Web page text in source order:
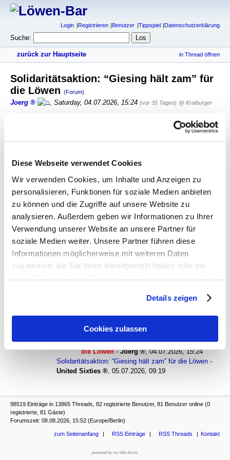
Diese Webseite verwendet Cookies
Wir verwenden Cookies, um Inhalte und Anzeigen zu
personalisieren, Funktionen für soziale Medien anbieten
zu können und die Zugriffe auf unsere Website zu
analysieren. Außerdem geben wir Informationen zu Ihrer
Verwendung unserer Website an unsere Partner für
soziale Medien weiter. Unsere Partner führen diese
Informationen möglicherweise mit weiteren Daten
zusammen, die Sie ihnen bereitgestellt haben oder die
Sie unsere Webseite weiterhin nutzen.
Details zeigen
Cookies zulassen
Login Registrieren Benutzer Tippspiel Datenschutzerklärung
Suche:
zurück zur Hauptseite in Thread öffnen
Solidaritätsaktion: “Giesing hält zam” für
die Löwen (Forum)
Joerg , Saturday, 04.07.2026, 15:24 (vor 35 Tagen) @ Kraiburger
Endlich kann ich mein jahrelanges Training mal sinnvoll für den
gesamter Thread: RSS-Feed dieser Diskussion
Solidaritätsaktion: “Giesing hält zam” für die Löwen-Mein
Verein,03.07.2026, 17:06
Solidaritätsaktion: “Giesing hält zam” für die Löwen-
Solidaritätsaktion: “Giesing hält zam” für die Löwen-
Solidaritätsaktion: “Giesing hält zam” für die Löwen-
Löwen-Kraiburger ,04.07.2026, 13:10
Solidaritätsaktion: “Giesing hält zam” für
die Löwen-Joerg ,04.07.2026, 15:24
Solidaritätsaktion: “Giesing hält zam” für die Löwen -
United Sixties
05.07.2026, 09:19
98519 Einträge in 13865 Threads, 82 registrierte Benutzer, 81 Benutzer online (0
registrierte, 81 Gäste)
Forumszeit: 08.08.2026, 15:52 (Europe/Berlin)
zum Seitenanfang RSS Einträge RSS Threads Kontakt
powered by my little forum